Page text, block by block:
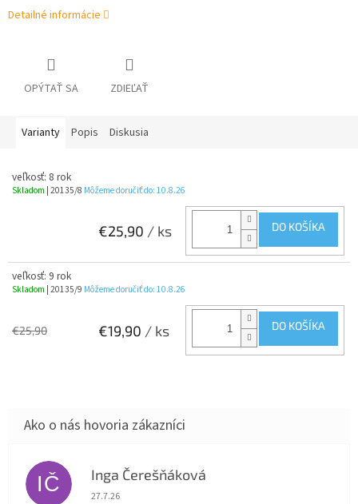
Detailné informácie
OPÝTAŤ SA ZDIEĽAŤ
Varianty Popis Diskusia
veľkosť: 8 rok
Skladom | 20135/8 Môžeme doručiť do: 10.8.26
€25,90 / ks DO KOŠÍKA
veľkosť: 9 rok
Skladom | 20135/9 Môžeme doručiť do: 10.8.26
€25,90 €19,90 / ks DO KOŠÍKA
IČ Inga Čerešňáková
Hodnotenie obchodu je 5 z 5 hviezdičiek.
27.7.26